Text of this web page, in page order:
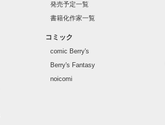
発売予定一覧
書籍化作家一覧
コミック
comic Berry's
Berry's Fantasy
noicomi